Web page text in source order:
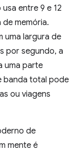
entre 9 e 12
memória.
uma largura de
por segundo, a
uma parte
banda total pode
ou viagens
de
mente é